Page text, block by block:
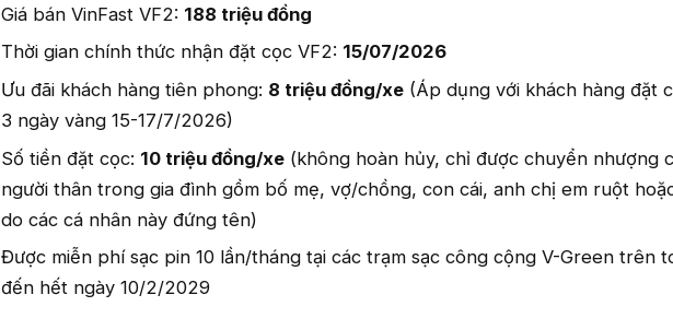
Giá bán VinFast VF2: 188 triệu đồng
Thời gian chính thức nhận đặt cọc VF2: 15/07/2026
Ưu đãi khách hàng tiên phong: 8 triệu đồng/xe (Áp dụng với khách hàng đặt
3 ngày vàng 15-17/7/2026)
Số tiền đặt cọc: 10 triệu đồng/xe (không hoàn hủy, chỉ được chuyển nhượng
người thân trong gia đình gồm bố mẹ, vợ/chồng, con cái, anh chị em ruột
do các cá nhân này đứng tên)
Được miễn phí sạc pin 10 lần/tháng tại các trạm sạc công cộng V-Green trên
đến hết ngày 10/2/2029